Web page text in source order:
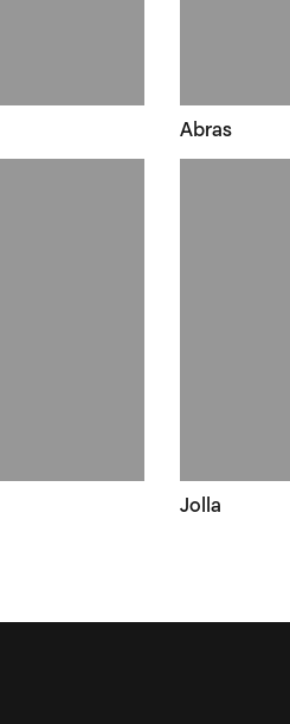
Abras
Jolla